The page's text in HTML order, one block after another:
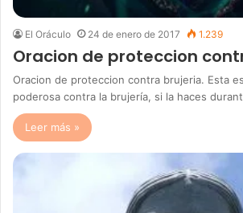
El Oráculo 24 de enero de 2017 1.239
Oracion de proteccion
Oracion de proteccion contra brujeria. Esta
poderosa contra la brujería, si la haces
Leer más »